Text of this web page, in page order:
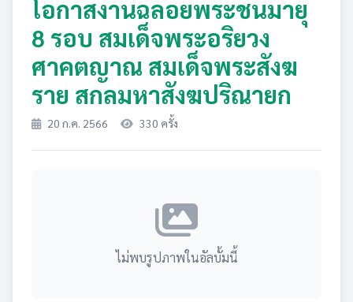
โอกาสงานฉลอยพระชนมายุ
8 รอบ สมเด็จพระอริยวง
ศาคตญาณ สมเด็จพระสังฆ
ราย สกลมหาสังฆปริณายก
20 ก.ค. 2566 330 ครั้ง
ไม่พบรูปภาพในอัลบั้มนี้